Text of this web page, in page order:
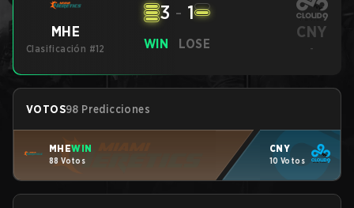
MHE
Clasificación #12 WIN
3 - 1
LOSE
CNY
-
VOTOS98 Predicciones
MHEWIN
88 Votos
CNY
10 Votos